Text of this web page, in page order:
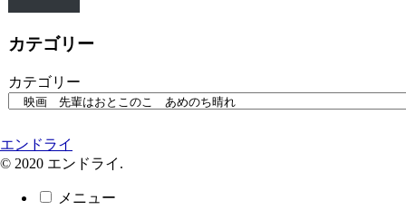
カテゴリー
カテゴリー
エンドライ
© 2020 エンドライ.
メニュー